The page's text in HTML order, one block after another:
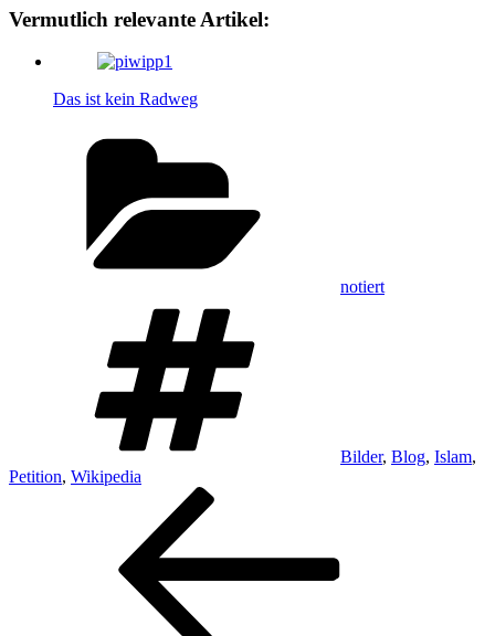
Vermutlich relevante Artikel:
Das ist kein Radweg
notiert
Bilder, Blog, Islam,
Petition, Wikipedia
Beitragsnavigation